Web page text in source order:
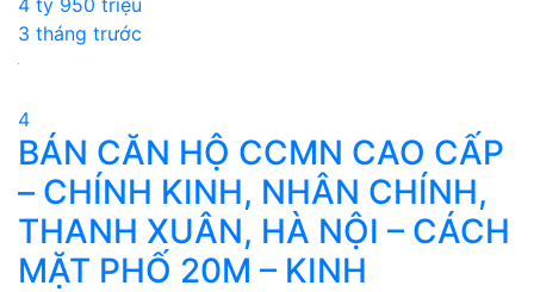
3 tháng trước
4
BÁN CĂN HỘ CCMN CAO CẤP
– CHÍNH KINH, NHÂN CHÍNH,
THANH XUÂN, HÀ NỘI – CÁCH
MẶT PHỐ 20M – KINH